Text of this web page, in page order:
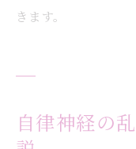
きます。
自律神経の